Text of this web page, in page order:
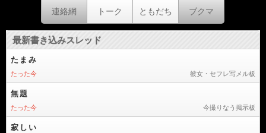
連絡網 トーク ともだち ブクマ